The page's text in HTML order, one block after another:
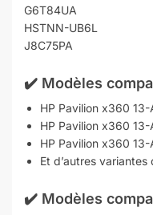
G6T84UA
HSTNN-UB6L
J8C75PA
✔️ Modèles
HP Pavilion x360 13-
HP Pavilion x360 13-
HP Pavilion x360 13-
Et d’autres
✔️ Modèles